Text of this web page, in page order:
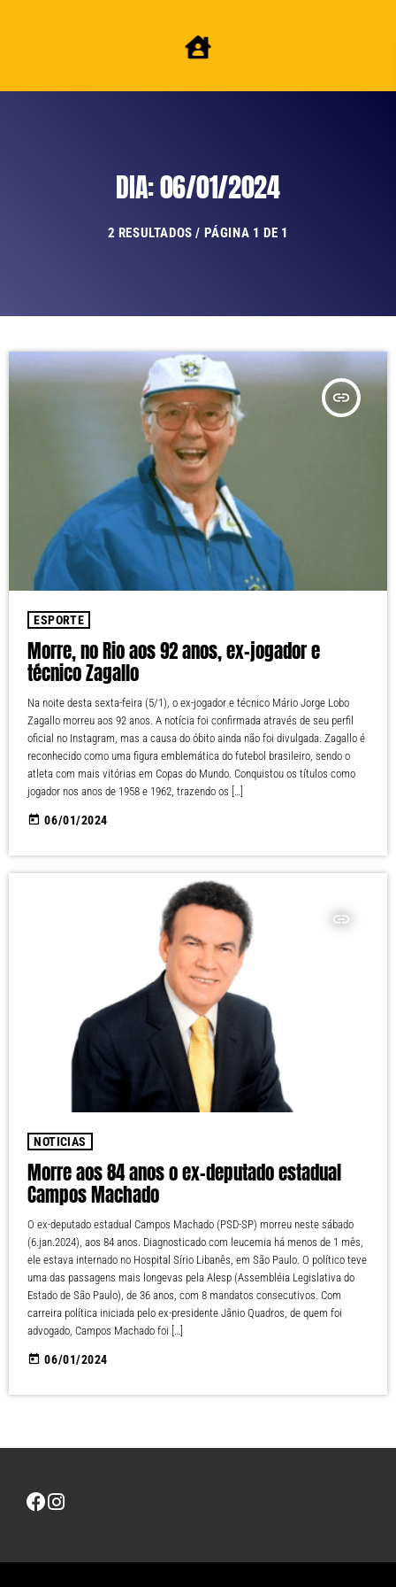
DIA: 06/01/2024
2 RESULTADOS / PÁGINA 1 DE 1
insert_link
ESPORTE
Morre, no Rio aos 92 anos, ex-jogador e
técnico Zagallo
Na noite desta sexta-feira (5/1), o ex-jogador e técnico Mário Jorge Lobo
Zagallo morreu aos 92 anos. A notícia foi confirmada através de seu perfil
oficial no Instagram, mas a causa do óbito ainda não foi divulgada. Zagallo é
reconhecido como uma figura emblemática do futebol brasileiro, sendo o
atleta com mais vitórias em Copas do Mundo. Conquistou os títulos como
jogador nos anos de 1958 e 1962, trazendo os […]
today 06/01/2024
insert_link
NOTICIAS
Morre aos 84 anos o ex-deputado estadual
Campos Machado
O ex-deputado estadual Campos Machado (PSD-SP) morreu neste sábado
(6.jan.2024), aos 84 anos. Diagnosticado com leucemia há menos de 1 mês,
ele estava internado no Hospital Sírio Libanês, em São Paulo. O político teve
uma das passagens mais longevas pela Alesp (Assembléia Legislativa do
Estado de São Paulo), de 36 anos, com 8 mandatos consecutivos. Com
carreira política iniciada pelo ex-presidente Jânio Quadros, de quem foi
advogado, Campos Machado foi […]
today 06/01/2024